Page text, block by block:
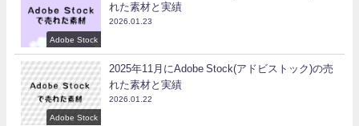
Adobe Stock
れた素材と実績
2026.01.23
Adobe Stock
2025年11月にAdobe Stock(アドビストック)の売
れた素材と実績
2026.01.22